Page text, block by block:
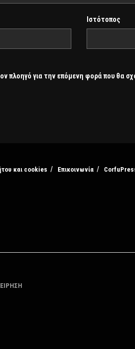
Ιστότοπος
πλοηγό για την επόμενη φορά που θα
και cookies Επικοινωνία